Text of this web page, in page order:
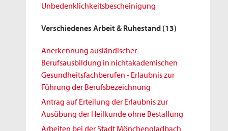
Unbedenklichkeitsbescheinigung
Verschiedenes Arbeit & Ruhestand (13)
Anerkennung ausländischer
Berufsausbildung in nichtakademischen
Gesundheitsfachberufen - Erlaubnis zur
Führung der Berufsbezeichnung
Antrag auf Erteilung der Erlaubnis zur
Ausübung der Heilkunde ohne Bestallung
Arbeiten bei der Stadt Mönchengladbach